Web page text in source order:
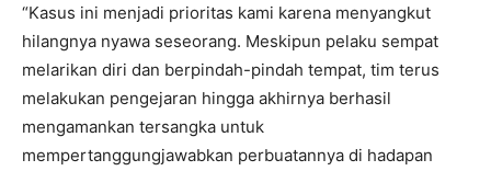
“Kasus ini menjadi prioritas kami karena menyangkut
hilangnya nyawa seseorang. Meskipun pelaku sempat
melarikan diri dan berpindah-pindah tempat, tim terus
melakukan pengejaran hingga akhirnya berhasil
mengamankan tersangka untuk
mempertanggungjawabkan perbuatannya di hadapan